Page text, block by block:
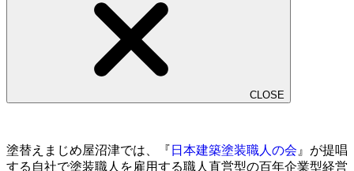
CLOSE
塗替えまじめ屋沼津では、『 日本建築塗装職人の会』が提唱
する自社で塗装職人を雇用する職人直営型の百年企業型経営